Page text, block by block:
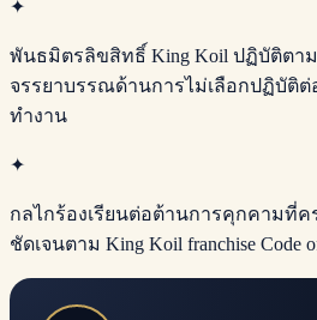
✦
พันธมิตรลิขสิทธิ์ King Koil ปฏิบัติตา
จรรยาบรรณด้านการไม่เลือกปฏิบัติต่
ทำงาน
✦
กลไกร้องเรียนต่อต้านการคุกคามที่ค
ชัดเจนตาม King Koil franchise Code